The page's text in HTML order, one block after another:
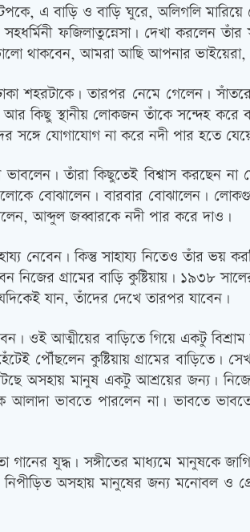
এ বাড়ি ও বাড়ি ঘুরে, অলিগলি
ফজিলাতুন্নেসা। দেখা করলেন
থাকবেন, আমরা আছি আপনার ভাইয়েরা,
শহরটাকে। তারপর নেমে গেলেন।
আর কিছু স্থানীয় লোকজন তাঁকে সন্দেহ
সঙ্গে যোগাযোগ না করে নদী পার হতে
তাঁরা কিছুতেই বিশ্বাস করছেন না
বোঝালেন। বারবার বোঝালেন।
আব্দুল জব্বারকে নদী পার করে দাও।
নেবেন। কিন্তু সাহায্য নিতেও তাঁর ভয়
গ্রামের বাড়ি কুষ্টিয়ায়। ১৯৩৮
যান, তাঁদের দেখে তারপর যাবেন।
ওই আত্মীয়ের বাড়িতে গিয়ে একটু
পৌঁছলেন কুষ্টিয়ায় গ্রামের বাড়িতে।
অসহায় মানুষ একটু আশ্রয়ের জন্য।
আলাদা ভাবতে পারলেন না। ভাবতে
যুদ্ধ। সঙ্গীতের মাধ্যমে মানুষকে
নিপীড়িত অসহায় মানুষের জন্য মনোবল ও